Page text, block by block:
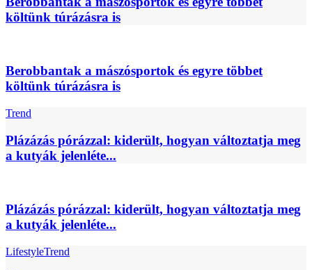
költünk túrázásra is
Berobbantak a mászósportok és egyre többet
költünk túrázásra is
Trend
Plázázás pórázzal: kiderült, hogyan változtatja meg
a kutyák jelenléte...
Plázázás pórázzal: kiderült, hogyan változtatja meg
a kutyák jelenléte...
LifestyleTrend